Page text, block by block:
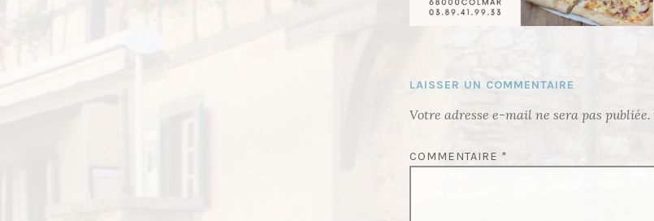
LAISSER UN COMMENTAIRE
Votre adresse e-mail ne sera pas publiée.
COMMENTAIRE *